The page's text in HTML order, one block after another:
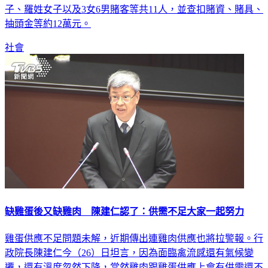
子、羅姓女子以及3女6男賭客等共11人，並查扣賭資、賭具、
抽頭金等約12萬元。
社會
缺雞蛋後又缺雞肉 陳建仁認了：供需不足大家一起努力
雞蛋供應不足問題未解，近期傳出連雞肉供應也將拉警報。行
政院長陳建仁今（26）日坦言，因為面臨禽流感還有氣候變